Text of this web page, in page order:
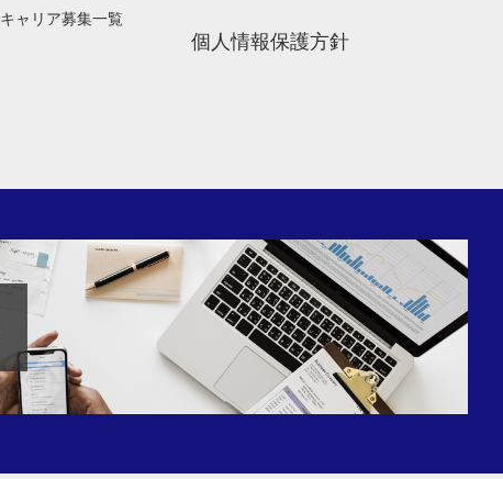
キャリア募集一覧
個人情報保護方針